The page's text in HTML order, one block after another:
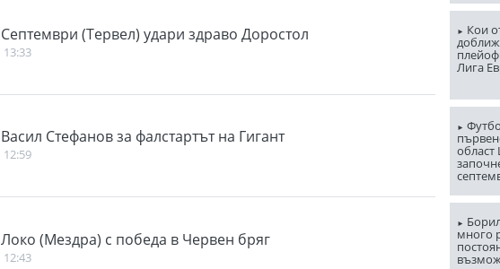
Септември (Тервел) удари здраво Доростол
13:33
Васил Стефанов за фалстартът на Гигант
12:59
Локо (Мездра) с победа в Червен бряг
12:43
Кои
Лига
много